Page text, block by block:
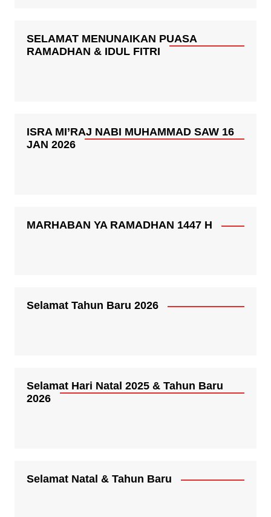
SELAMAT MENUNAIKAN PUASA
RAMADHAN & IDUL FITRI
ISRA MI’RAJ NABI MUHAMMAD SAW 16
JAN 2026
MARHABAN YA RAMADHAN 1447 H
Selamat Tahun Baru 2026
Selamat Hari Natal 2025 & Tahun Baru
2026
Selamat Natal & Tahun Baru